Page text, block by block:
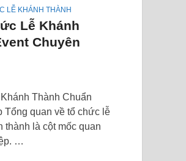
LỄ KHÁNH THÀNH
Lễ Khánh
Chuyên
Thành Chuẩn
Tổng quan về tổ chức lễ
thành là cột mốc quan
…